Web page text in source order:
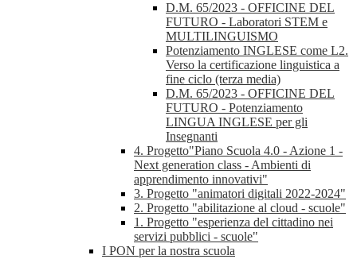
D.M. 65/2023 - OFFICINE DEL
FUTURO - Laboratori STEM e
MULTILINGUISMO
Potenziamento INGLESE come L2.
Verso la certificazione linguistica a
fine ciclo (terza media)
D.M. 65/2023 - OFFICINE DEL
FUTURO - Potenziamento
LINGUA INGLESE per gli
Insegnanti
4. Progetto"Piano Scuola 4.0 - Azione 1 -
Next generation class - Ambienti di
apprendimento innovativi"
3. Progetto "animatori digitali 2022-2024"
2. Progetto "abilitazione al cloud - scuole"
1. Progetto "esperienza del cittadino nei
servizi pubblici - scuole"
I PON per la nostra scuola